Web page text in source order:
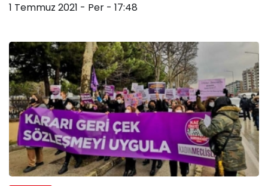
1 Temmuz 2021 - Per - 17:48